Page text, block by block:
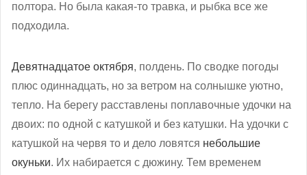
полтора. Но была какая-то травка, и рыбка все же
подходила.
Девятнадцатое октября, полдень. По сводке погоды
плюс одиннадцать, но за ветром на солнышке уютно,
тепло. На берегу расставлены поплавочные удочки на
двоих: по одной с катушкой и без катушки. На удочки с
катушкой на червя то и дело ловятся небольшие
окуньки. Их набирается с дюжину. Тем временем